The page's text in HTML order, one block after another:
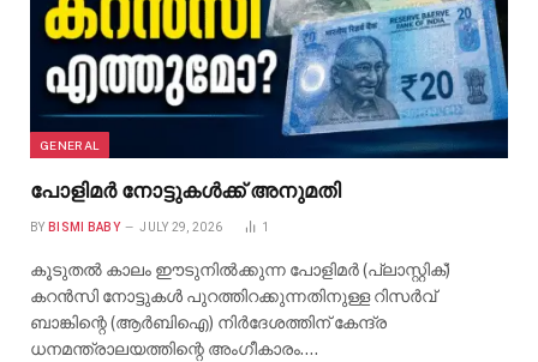
GENERAL
പോളിമർ നോട്ടുകൾക്ക് അനുമതി
BY BISMI BABY JULY 29, 2026 1
കൂടുതൽ കാലം ഈടുനിൽക്കുന്ന പോളിമർ (പ്ലാസ്റ്റിക്)
കറൻസി നോട്ടുകൾ പുറത്തിറക്കുന്നതിനുള്ള റിസർവ്
ബാങ്കിന്റെ (ആർബിഐ) നിർദേശത്തിന് കേന്ദ്ര
ധനമന്ത്രാലയത്തിന്റെ അംഗീകാരം.…